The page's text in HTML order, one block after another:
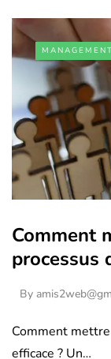
MANAGEMENT
Comment
processus
By
Comment
efficace ? Un…